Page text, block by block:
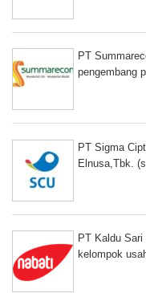
PT
pengembang
PT Sigma
Elnusa,Tbk.
PT Kaldu
kelompok